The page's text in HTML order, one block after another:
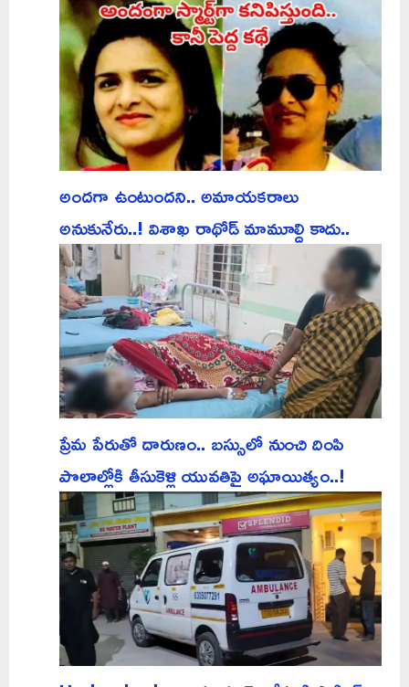
అందగా ఉంటుందని.. అమాయకరాలు
అనుకునేరు..! విశాఖ రాథోడ్ మామూల్ది కాదు..
ప్రేమ పేరుతో దారుణం.. బస్సులో నుంచి దింపి
పొలాల్లోకి తీసుకెళ్లి యువతిపై అఘాయిత్యం..!